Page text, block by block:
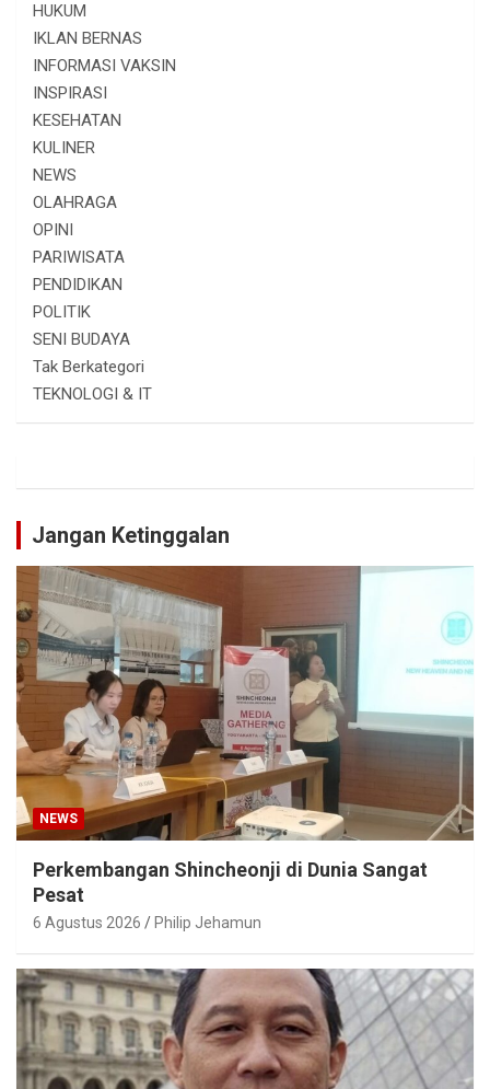
HUKUM
IKLAN BERNAS
INFORMASI VAKSIN
INSPIRASI
KESEHATAN
KULINER
NEWS
OLAHRAGA
OPINI
PARIWISATA
PENDIDIKAN
POLITIK
SENI BUDAYA
Tak Berkategori
TEKNOLOGI & IT
Jangan Ketinggalan
NEWS
Perkembangan Shincheonji di Dunia Sangat
Pesat
6 Agustus 2026 Philip Jehamun